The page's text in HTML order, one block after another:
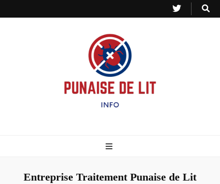
– Info
Entreprise Traitement Punaise de Lit